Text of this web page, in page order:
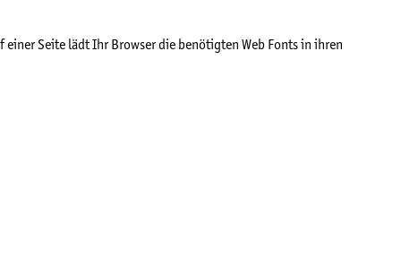
Seite lädt Ihr Browser die benötigten Web Fonts in ihren